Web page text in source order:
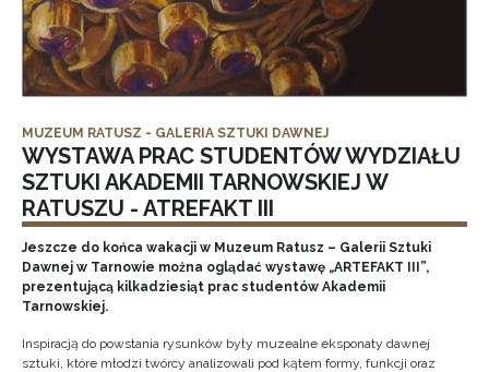
MUZEUM RATUSZ - GALERIA SZTUKI DAWNEJ
WYSTAWA PRAC STUDENTÓW WYDZIAŁU
SZTUKI AKADEMII TARNOWSKIEJ W
RATUSZU - ATREFAKT III
Jeszcze do końca wakacji w Muzeum Ratusz – Galerii Sztuki
Dawnej w Tarnowie można oglądać wystawę „ARTEFAKT III”,
prezentującą kilkadziesiąt prac studentów Akademii
Tarnowskiej.
Inspiracją do powstania rysunków były muzealne eksponaty dawnej
sztuki, które młodzi twórcy analizowali pod kątem formy, funkcji oraz